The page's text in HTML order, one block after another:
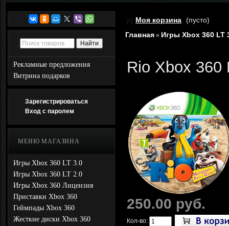
Рекламные предложения
Витрина подарков
Зарегистрироваться
Вход с паролем
МЕНЮ МАГАЗИНА
Игры Xbox 360 LT 3.0
Игры Xbox 360 LT 2.0
Игры Xbox 360 Лицензия
Приставки Xbox 360
Геймпады Xbox 360
Жесткие диски Xbox 360
Моя корзина (пусто)
Главная » Игры Xbox 360 LT
Rio Xbox 360
250.00 руб.
Кол-во: